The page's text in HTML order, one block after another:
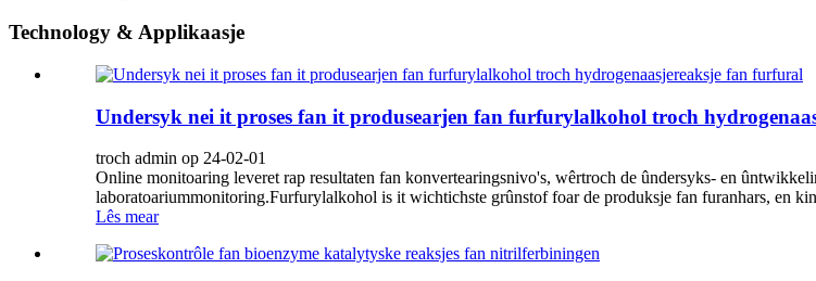
Technology & Applikaasje
Undersyk nei it proses fan it produsearjen fan furfurylalkohol troch
troch admin op 24-02-01
Online monitoaring leveret rap resultaten fan konvertearingsnivo's, wêrtroch de ûndersyks- en
laboratoariummonitoring.Furfurylalkohol is it wichtichste grûnstof foar de produksje fan furanhars, en
Lês mear